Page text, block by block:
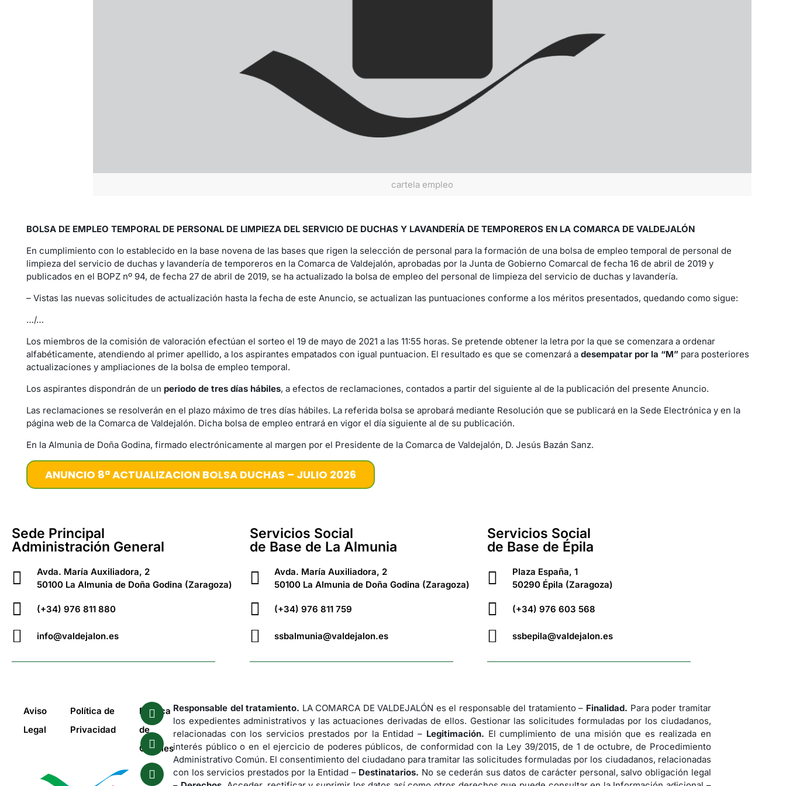
cartela empleo
BOLSA DE EMPLEO TEMPORAL DE PERSONAL DE LIMPIEZA DEL SERVICIO DE DUCHAS Y LAVANDERÍA DE TEMPOREROS EN LA COMARCA DE VALDEJALÓN
En cumplimiento con lo establecido en la base novena de las bases que rigen la selección de personal para la formación de una bolsa de empleo temporal de personal de
limpieza del servicio de duchas y lavandería de temporeros en la Comarca de Valdejalón, aprobadas por la Junta de Gobierno Comarcal de fecha 16 de abril de 2019 y
publicados en el BOPZ nº 94, de fecha 27 de abril de 2019, se ha actualizado la bolsa de empleo del personal de limpieza del servicio de duchas y lavandería.
– Vistas las nuevas solicitudes de actualización hasta la fecha de este Anuncio, se actualizan las puntuaciones conforme a los méritos presentados, quedando como sigue:
…/…
Los miembros de la comisión de valoración efectúan el sorteo el 19 de mayo de 2021 a las 11:55 horas. Se pretende obtener la letra por la que se comenzara a ordenar
alfabéticamente, atendiendo al primer apellido, a los aspirantes empatados con igual puntuacion. El resultado es que se comenzará a desempatar por la “M”para posteriores
actualizaciones y ampliaciones de la bolsa de empleo temporal.
Los aspirantes dispondrán de un periodo de tres días hábiles, a efectos de reclamaciones, contados a partir del siguiente al de la publicación del presente Anuncio.
Las reclamaciones se resolverán en el plazo máximo de tres días hábiles. La referida bolsa se aprobará mediante Resolución que se publicará en la Sede Electrónica y en la
página web de la Comarca de Valdejalón. Dicha bolsa de empleo entrará en vigor el día siguiente al de su publicación.
En la Almunia de Doña Godina, firmado electrónicamente al margen por el Presidente de la Comarca de Valdejalón, D. Jesús Bazán Sanz.
ANUNCIO 8ª ACTUALIZACION BOLSA DUCHAS – JULIO 2026
Sede Principal
Administración General
Avda. María Auxiliadora, 2
50100 La Almunia de Doña Godina (Zaragoza)
(+34) 976 811 880
info@valdejalon.es
Servicios Social
de Base de La Almunia
Avda. María Auxiliadora, 2
50100 La Almunia de Doña Godina (Zaragoza)
(+34) 976 811 759
ssbalmunia@valdejalon.es
Servicios Social
de Base de Épila
Plaza España, 1
50290 Épila (Zaragoza)
(+34) 976 603 568
ssbepila@valdejalon.es
Aviso
Legal
Política de
Privacidad
Política
de
Cookies
Responsable del tratamiento. LA COMARCA DE VALDEJALÓN es el responsable del tratamiento – Finalidad. Para poder tramitar
los expedientes administrativos y las actuaciones derivadas de ellos. Gestionar las solicitudes formuladas por los ciudadanos,
relacionadas con los servicios prestados por la Entidad – Legitimación. El cumplimiento de una misión que es realizada en
interés público o en el ejercicio de poderes públicos, de conformidad con la Ley 39/2015, de 1 de octubre, de Procedimiento
Administrativo Común. El consentimiento del ciudadano para tramitar las solicitudes formuladas por los ciudadanos, relacionadas
con los servicios prestados por la Entidad – Destinatarios. No se cederán sus datos de carácter personal, salvo obligación legal